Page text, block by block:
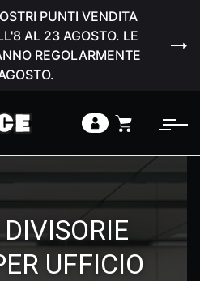
PUNTI VENDITA
AL 23 AGOSTO. LE
REGOLARMENTE
UFFICIO